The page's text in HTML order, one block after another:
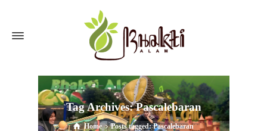
Tag Archives: Pascalebaran
Home Posts tagged: Pascalebaran